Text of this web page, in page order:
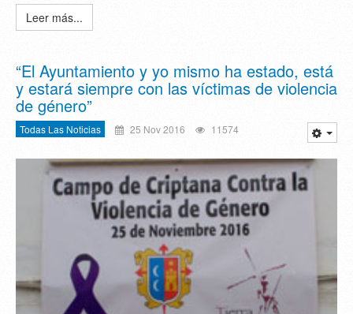
Leer más...
“El Ayuntamiento y yo mismo ha estado, está
y estará siempre con las víctimas de violencia
de género”
Todas Las Noticias 25 Nov 2016 11574